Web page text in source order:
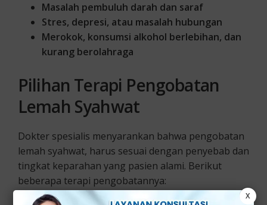
Masalah pembuluh darah dan saraf
Stres, depresi, atau masalah hubungan
Merokok, konsumsi alkohol berlebihan, dan
kurang berolahraga
Pilihan Terapi Pengobatan
Lemah Syahwat
Dokter spesialis menyarankan bahwa pengobatan
lemah syahwat, harus sesuai dengan penyebab dan
tingkat keparahan yang pasien alami. Berikut
beberapa terapi pengobatannya:
X